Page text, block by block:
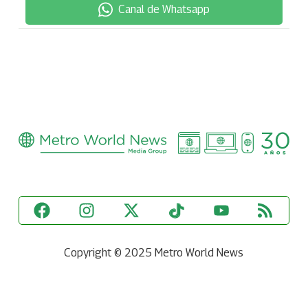
Canal de Whatsapp
Copyright © 2025 Metro World News